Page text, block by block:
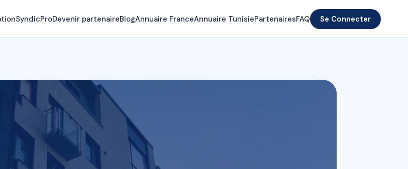
SyndicProDevenir partenaireBlogAnnuaire FranceAnnuaire TunisiePartenairesFAQ Se Connecter